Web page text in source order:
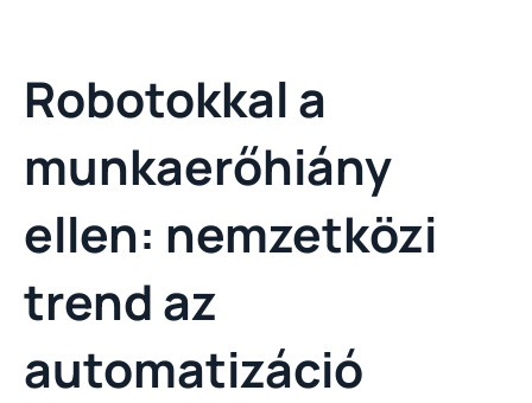
Robotokkal a
munkaerőhiány
ellen: nemzetközi
trend az
automatizáció